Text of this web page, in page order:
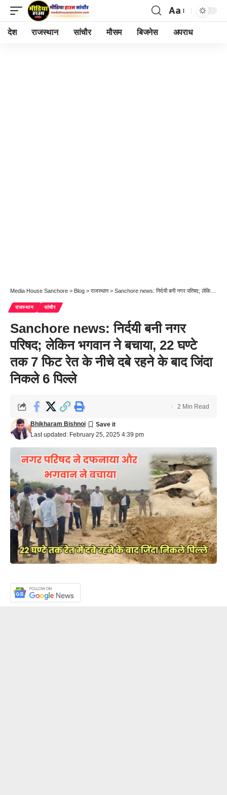
Font
Resizer
Aa
देश राजस्थान सांचौर मौसम बिजनेस अपराध
Media House Sanchore > Blog > राजस्थान> Sanchore news: निर्दयी बनी नगर परिषद; लेकिन भगवान ने बचाया, 22 घण्टे तक 7 फिट रेत के नीचे दबे रहने के बाद जिंदा निकले 6 पिल्ले
राजस्थान सांचौर
Sanchore news: निर्दयी बनी नगर
परिषद; लेकिन भगवान ने बचाया, 22 घण्टे
तक 7 फिट रेत के नीचे दबे रहने के बाद जिंदा
निकले 6 पिल्ले
Last updated: February 25, 2025 4:39 pm
Bhikharam Bishnoi
2 Min Read